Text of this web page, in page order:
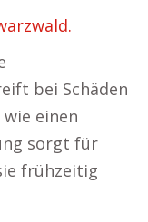
bei Schäden
einen
sorgt für
frühzeitig